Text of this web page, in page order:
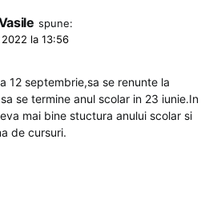
spune:
la 13:56
12 septembrie,sa se renunte la
se termine anul scolar in 23 iunie.In
mai bine stuctura anului scolar si
de cursuri.